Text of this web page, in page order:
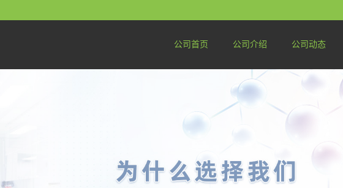
公司首页 公司介绍 公司动态